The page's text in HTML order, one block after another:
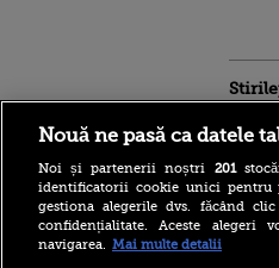
Nouă ne pasă ca datele
Noi și partenerii noștri 201
identificatorii cookie unici pentru
gestiona alegerile dvs. făcând
confidențialitate. Aceste
navigarea. Mai multe detalii